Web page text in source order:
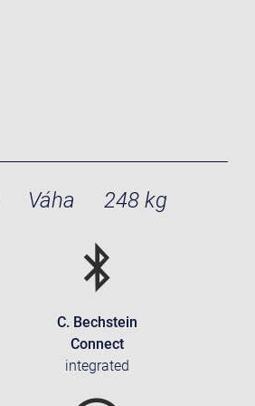
Váha 248 kg
C. Bechstein
Connect
integrated